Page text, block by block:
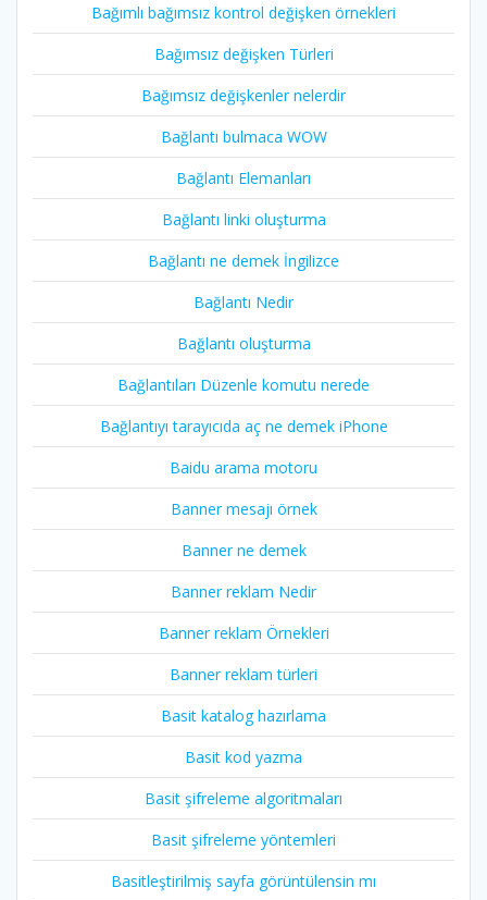
Bağımlı bağımsız kontrol değişken örnekleri
Bağımsız değişken Türleri
Bağımsız değişkenler nelerdir
Bağlantı bulmaca WOW
Bağlantı Elemanları
Bağlantı linki oluşturma
Bağlantı ne demek İngilizce
Bağlantı Nedir
Bağlantı oluşturma
Bağlantıları Düzenle komutu nerede
Bağlantıyı tarayıcıda aç ne demek iPhone
Baidu arama motoru
Banner mesajı örnek
Banner ne demek
Banner reklam Nedir
Banner reklam Örnekleri
Banner reklam türleri
Basit katalog hazırlama
Basit kod yazma
Basit şifreleme algoritmaları
Basit şifreleme yöntemleri
Basitleştirilmiş sayfa görüntülensin mı